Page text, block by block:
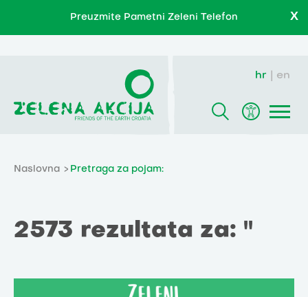
Preuzmite Pametni Zeleni Telefon X
hr en
Naslovna Pretraga za pojam:
2573 rezultata za: ''